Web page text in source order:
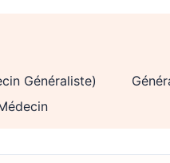
GIRARD (Médecin Généraliste)